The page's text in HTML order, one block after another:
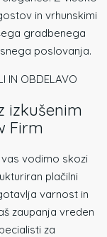
in vrhunskimi
gradbenega
poslovanja.
IN OBDELAVO
izkušenim
Firm
vodimo skozi
plačilni
varnost in
zaupanja vreden
za